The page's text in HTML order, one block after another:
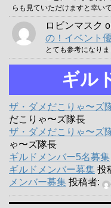
らも見ていただけますと幸い
ロビンマスク
の！イベント
とても参考になり
ギル
ザ・ダメだこりゃ〜ズ
だこりゃ〜ズ隊長
ザ・ダメだこりゃ〜ズ
ゃ〜ズ隊長
ギルドメンバー5名募集
ギルドメンバー募集 投
メンバー募集 投稿者: